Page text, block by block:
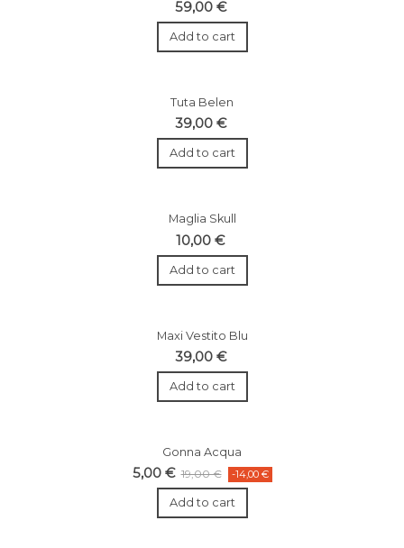
59,00 €
Add to cart
Tuta Belen
39,00 €
Add to cart
Maglia Skull
10,00 €
Add to cart
Maxi Vestito Blu
39,00 €
Add to cart
Gonna Acqua
5,00 € 19,00 € -14,00 €
Add to cart